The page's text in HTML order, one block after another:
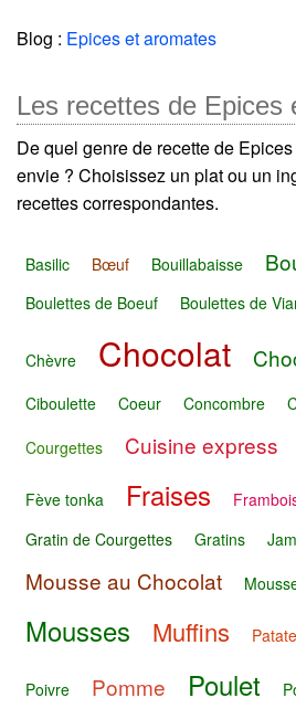
Blog : Epices et aromates
Les recettes de Epices
De quel genre de recette de
envie ? Choisissez un plat ou un
recettes correspondantes.
Basilic Bœuf Bouillabaisse
Boulettes de Boeuf Boulettes de
Chèvre Chocolat
Ciboulette Coeur Concombre
Courgettes
Cuisine express
Fève tonka Fraises
Gratin de Courgettes
Gratins
Mousse au Chocolat
Mousses Muffins
Poivre Pomme Poulet